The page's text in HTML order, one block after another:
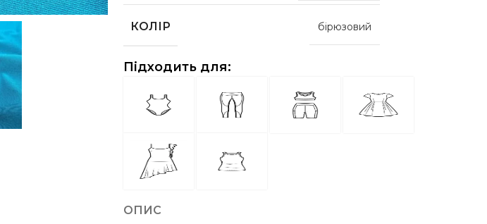
КОЛІР бірюзовий
Підходить для:
ОПИС